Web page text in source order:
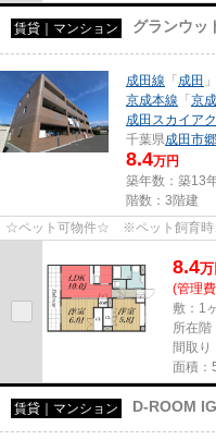
賃貸｜マンション グランウッ
成田線 「成田
京成本線 「京
成田スカイア
千葉県成田市
8.4万円
築年数：築13
階数：3階建
☆ペット可物件☆ ※ペット飼育時
8.4万
(管理
敷：1
所在階
間取り
面積：
賃貸｜マンション D-ROOM